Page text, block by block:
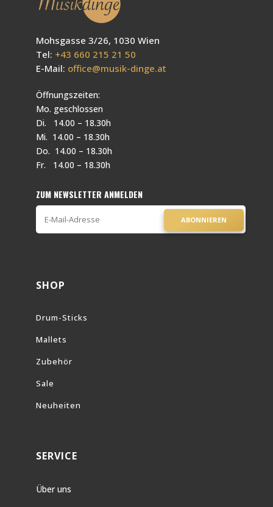
Mohsgasse 3/26, 1030 Wien
Tel: +43 660 215 21 50
E-Mail: office@musik-dinge.at
Öffnungszeiten:
Mo. geschlossen
Di. 14.00 – 18.30h
Mi. 14.00 – 18.30h
Do. 14.00 – 18.30h
Fr. 14.00 – 18.30h
ZUM NEWSLETTER ANMELDEN
ABONNIEREN
SHOP
Drum-Sticks
Mallets
Zubehör
Sale
Neuheiten
SERVICE
Über uns